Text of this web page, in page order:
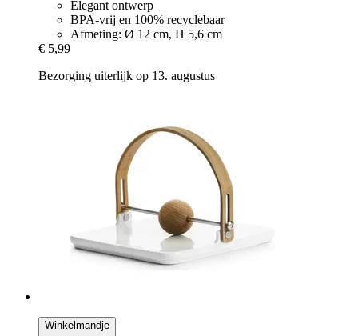
Elegant ontwerp
BPA-vrij en 100% recyclebaar
Afmeting: Ø 12 cm, H 5,6 cm
€ 5,99
Bezorging uiterlijk op 13. augustus
Winkelmandje